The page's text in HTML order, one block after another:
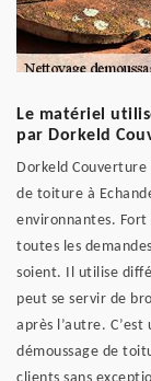
Le matériel
par Dorkeld
Dorkeld Couverture
de toiture à
environnantes. Fort
toutes les
soient. Il utilise
peut se servir de
après l’autre.
démoussage de